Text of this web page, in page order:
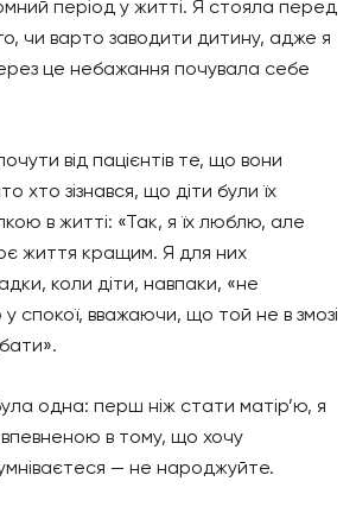
період у житті. Я стояла перед
чи варто заводити дитину, адже я
це небажання почувала себе
від пацієнтів те, що вони
хто зізнався, що діти були їх
в житті: «Так, я їх люблю, але
життя кращим. Я для них
коли діти, навпаки, «не
спокої, вважаючи, що той не в змозі
одна: перш ніж стати матір’ю, я
в тому, що хочу
— не народжуйте.